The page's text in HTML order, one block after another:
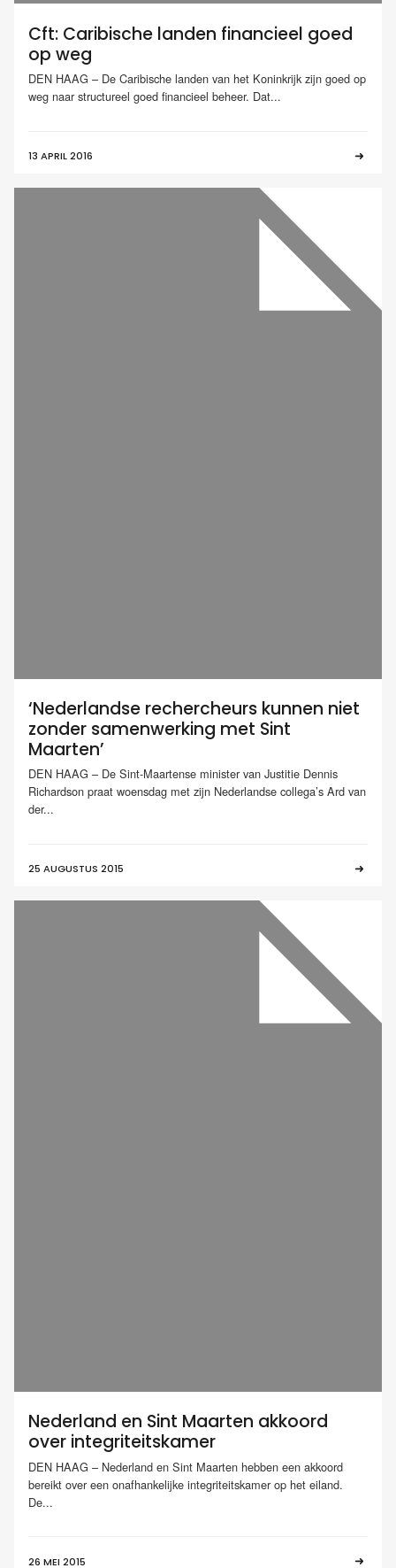
Cft: Caribische landen financieel goed
op weg
DEN HAAG – De Caribische landen van het Koninkrijk zijn goed op
weg naar structureel goed financieel beheer. Dat...
13 APRIL 2016
‘Nederlandse rechercheurs kunnen niet
zonder samenwerking met Sint
Maarten’
DEN HAAG – De Sint-Maartense minister van Justitie Dennis
Richardson praat woensdag met zijn Nederlandse collega’s Ard van
der...
25 AUGUSTUS 2015
Nederland en Sint Maarten akkoord
over integriteitskamer
DEN HAAG – Nederland en Sint Maarten hebben een akkoord
bereikt over een onafhankelijke integriteitskamer op het eiland.
De...
26 MEI 2015